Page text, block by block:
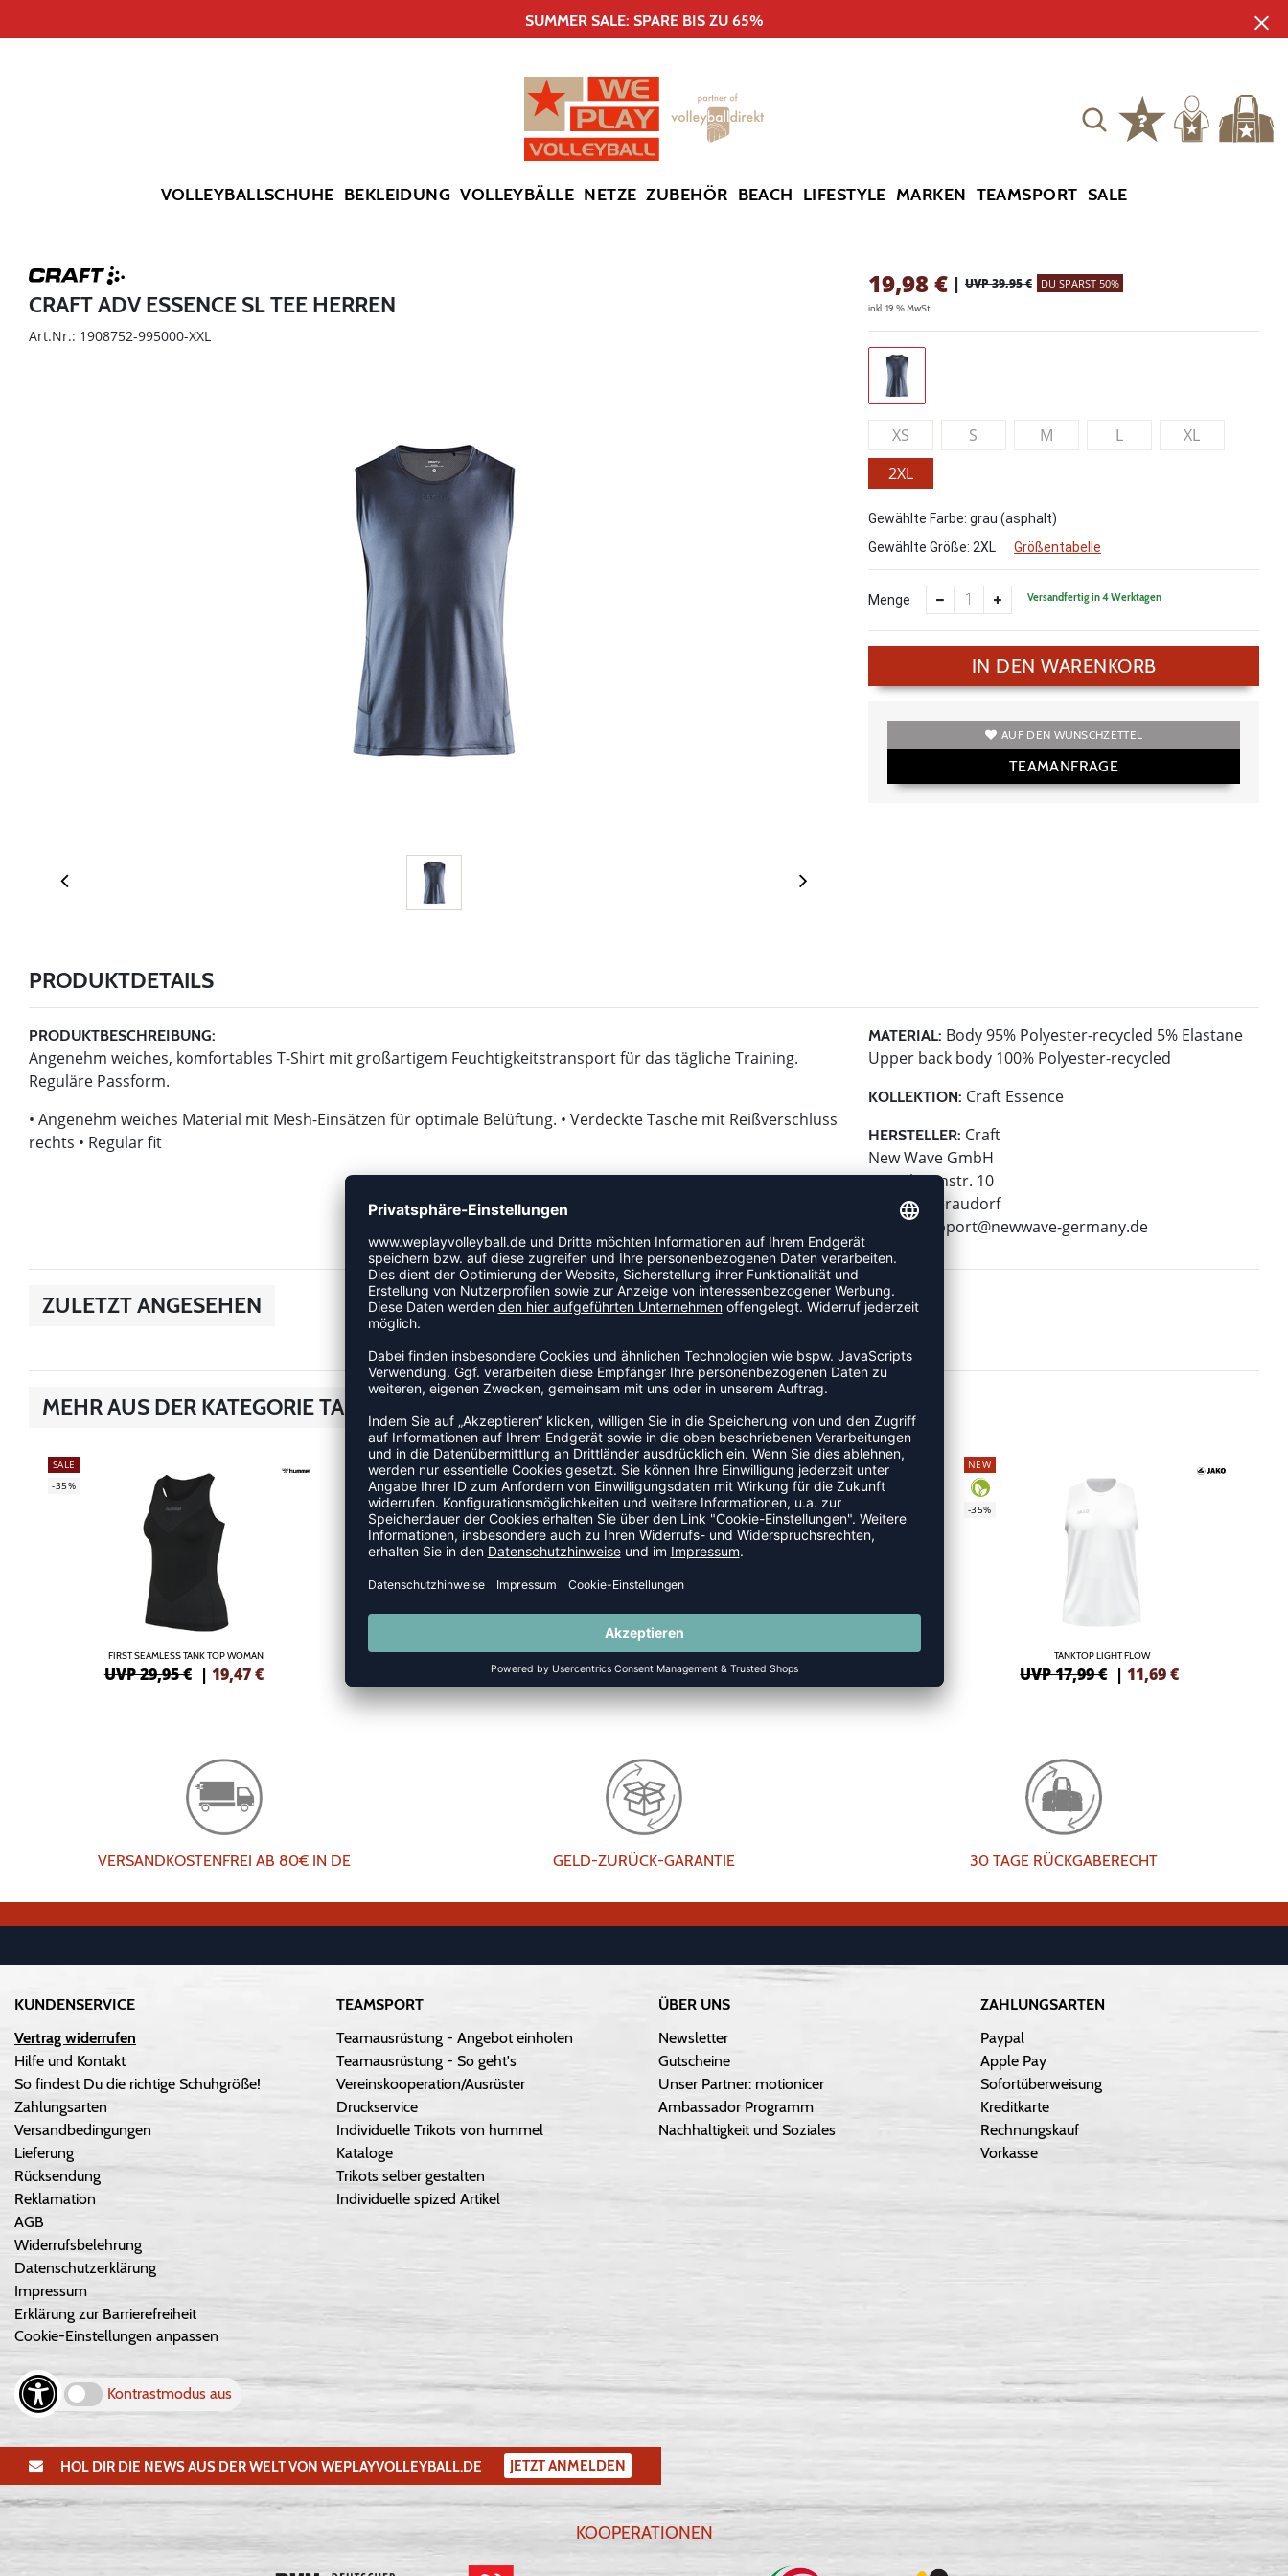
SUMMER SALE: SPARE BIS ZU 65%
VOLLEYBALLSCHUHE BEKLEIDUNG VOLLEYBÄLLE NETZE ZUBEHÖR BEACH LIFESTYLE MARKEN TEAMSPORT SALE
CRAFT ADV ESSENCE SL TEE HERREN
Art.Nr.: 1908752-995000-XXL
19,98€ | UVP 39,95 € DU SPARST 50%
inkl. 19 % MwSt.
XS S M L
XL
2XL
Gewählte Farbe: grau (asphalt)
Gewählte Größe: 2XL Größentabelle
Menge Versandfertig in 4 Werktagen
IN DEN WARENKORB
AUF DEN WUNSCHZETTEL
TEAMANFRAGE
PRODUKTDETAILS
PRODUKTBESCHREIBUNG:
Angenehm weiches, komfortables T-Shirt mit großartigem Feuchtigkeitstransport für das tägliche Training.
Reguläre Passform.
• Angenehm weiches Material mit Mesh-Einsätzen für optimale Belüftung. • Verdeckte Tasche mit Reißverschluss
rechts • Regular fit
MATERIAL: Body 95% Polyester-recycled 5% Elastane
Upper back body 100% Polyester-recycled
KOLLEKTION: Craft Essence
HERSTELLER: Craft
New Wave GmbH
Geigelsteinstr. 10
83080 Oberaudorf
E-Mail:
support@newwave-germany.de
ZULETZT ANGESEHEN
MEHR AUS DER KATEGORIE TANK-TOPS
SALE
-35%
FIRST SEAMLESS TANK TOP WOMAN
UVP 29,95 € | 19,47€
SALE
-55%
HMLCORE XK BASKET JERSEY
UVP 24,95 € |11,23€
-55%
HMLCORE XK BASKET JERSEY
UVP 24,95 €
NEW
-35%
TANKTOP LIGHT FLOW
UVP 17,99 € |11,69€
VERSANDKOSTENFREI AB 80€ IN DE GELD-ZURÜCK-GARANTIE 30 TAGE RÜCKGABERECHT
KUNDENSERVICE
Vertrag widerrufen
Hilfe und Kontakt
So findest Du die richtige Schuhgröße!
Zahlungsarten
Versandbedingungen
Lieferung
Rücksendung
Reklamation
AGB
Widerrufsbelehrung
Datenschutzerklärung
Impressum
Erklärung zur Barrierefreiheit
Cookie-Einstellungen anpassen
Kontrastmodus aus
TEAMSPORT
Teamausrüstung - Angebot einholen
Teamausrüstung - So geht's
Vereinskooperation/Ausrüster
Druckservice
Individuelle Trikots von hummel
Kataloge
Trikots selber gestalten
Individuelle spized Artikel
ÜBER UNS
Newsletter
Gutscheine
Unser Partner: motionicer
Ambassador Programm
Nachhaltigkeit und Soziales
ZAHLUNGSARTEN
Paypal
Apple Pay
Sofortüberweisung
Kreditkarte
Rechnungskauf
Vorkasse
HOL DIR DIE NEWS AUS DER WELT VON WEPLAYVOLLEYBALL.DE JETZT ANMELDEN
KOOPERATIONEN